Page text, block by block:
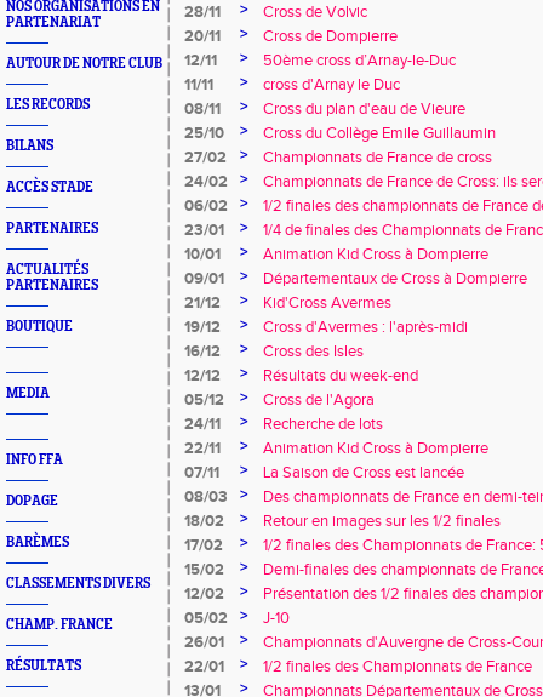
NOS ORGANISATIONS EN
PARTENARIAT
AUTOUR DE NOTRE CLUB
LES RECORDS
BILANS
ACCÈS STADE
PARTENAIRES
ACTUALITÉS
PARTENAIRES
BOUTIQUE
MEDIA
INFO FFA
DOPAGE
BARÈMES
CLASSEMENTS DIVERS
CHAMP. FRANCE
RÉSULTATS
28/11
>
Cross de Volvic
20/11
>
Cross de Dompierre
12/11
>
50ème cross d’Arnay-le-Duc
11/11
>
cross d'Arnay le Duc
08/11
>
Cross du plan d'eau de Vieure
25/10
>
Cross du Collège Emile Guillaumin
27/02
>
Championnats de France de cross
24/02
>
Championnats de France de Cross: ils
l'EAMYA
06/02 >
1/2 finales des championnats de France
23/01
>
1/4 de finales des Championnats de
10/01
>
Animation Kid Cross à Dompierre
09/01
>
Départementaux de Cross à Dompierre
21/12
>
Kid'Cross Avermes
19/12
>
Cross d'Avermes : l'après-midi
16/12
>
Cross des Isles
12/12
>
Résultats du week-end
05/12
>
Cross de l'Agora
24/11
>
Recherche de lots
22/11
>
Animation Kid Cross à Dompierre
07/11
>
La Saison de Cross est lancée
08/03
>
Des championnats de France en demi-
18/02
>
Retour en images sur les 1/2 finales
17/02
>
1/2 finales des Championnats de
15/02
>
Demi-finales des championnats de
Yzeure
12/02 >
Présentation des 1/2 finales des
05/02
>
J-10
26/01
>
Championnats d'Auvergne de Cross-
22/01
>
1/2 finales des Championnats de France
13/01
>
Championnats Départementaux de Cross